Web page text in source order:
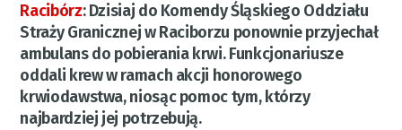
Racibórz:Dzisiaj do Komendy Śląskiego Oddziału
Straży Granicznej w Raciborzu ponownie przyjechał
ambulans do pobierania krwi. Funkcjonariusze
oddali krew w ramach akcji honorowego
krwiodawstwa, niosąc pomoc tym, którzy
najbardziej jej potrzebują.